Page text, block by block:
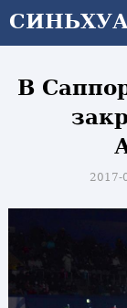
СИНЬХУА
В
2017-